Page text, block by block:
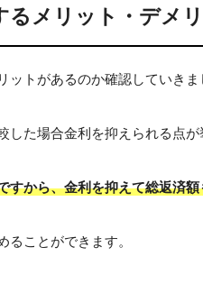
メリット・デメ
トがあるのか確認していきま
た場合金利を抑えられる点が
すから、金利を抑えて総返済
ことができます。